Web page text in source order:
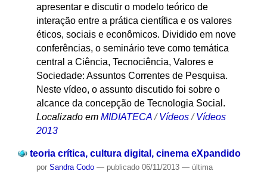
apresentar e discutir o modelo teórico de
interação entre a prática científica e os valores
éticos, sociais e econômicos. Dividido em nove
conferências, o seminário teve como temática
central a Ciência, Tecnociência, Valores e
Sociedade: Assuntos Correntes de Pesquisa.
Neste vídeo, o assunto discutido foi sobre o
alcance da concepção de Tecnologia Social.
Localizado em MIDIATECA /Vídeos /Vídeos
2013
teoria crítica, cultura digital, cinema eXpandido
por Sandra Codo — publicado06/11/2013 — última